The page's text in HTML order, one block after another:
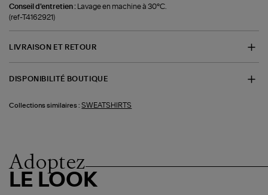
Conseil d'entretien :
Lavage en machine à 30°C.
(ref-T4162921)
LIVRAISON ET RETOUR
DISPONIBILITÉ BOUTIQUE
Collections similaires : SWEATSHIRTS
Adoptez
LE LOOK